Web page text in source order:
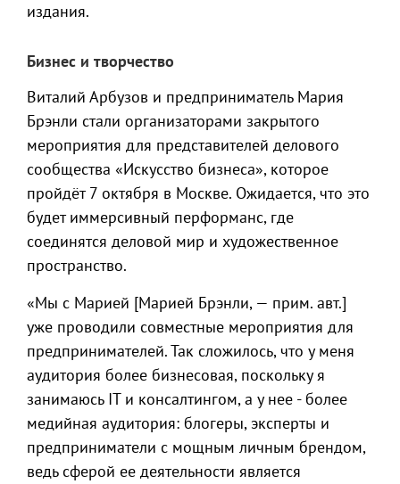
издания.
Бизнес и творчество
Виталий Арбузов и предприниматель Мария
Брэнли стали организаторами закрытого
мероприятия для представителей делового
сообщества «Искусство бизнеса», которое
пройдёт 7 октября в Москве. Ожидается, что это
будет иммерсивный перформанс, где
соединятся деловой мир и художественное
пространство.
«Мы с Марией [Марией Брэнли, — прим. авт.]
уже проводили совместные мероприятия для
предпринимателей. Так сложилось, что у меня
аудитория более бизнесовая, поскольку я
занимаюсь IT и консалтингом, а у нее - более
медийная аудитория: блогеры, эксперты и
предприниматели с мощным личным брендом,
ведь сферой ее деятельности является